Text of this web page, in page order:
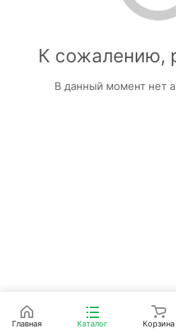
К сожалению,
В данный момент нет
Главная Каталог Корзина